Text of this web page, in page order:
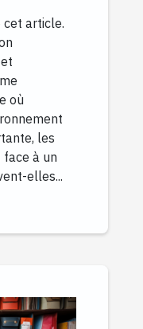
cet article.
où
les
à un
elles...